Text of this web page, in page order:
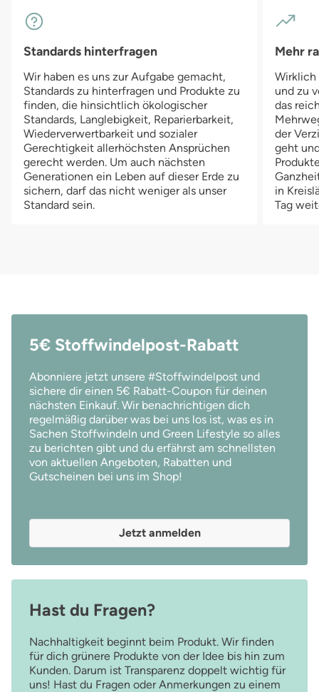
Standards hinterfragen
Wir haben es uns zur Aufgabe gemacht,
Standards zu hinterfragen und Produkte zu
finden, die hinsichtlich ökologischer
Standards, Langlebigkeit, Reparierbarkeit,
Wiederverwertbarkeit und sozialer
Gerechtigkeit allerhöchsten Ansprüchen
gerecht werden. Um auch nächsten
Generationen ein Leben auf dieser Erde zu
sichern, darf das nicht weniger als unser
Standard sein.
Mehr
Wirklich
und zu
das
der
geht
in
Tag
5€ Stoffwindelpost-Rabatt
Abonniere jetzt unsere #Stoffwindelpost und
sichere dir einen 5€ Rabatt-Coupon für deinen
nächsten Einkauf. Wir benachrichtigen dich
regelmäßig darüber was bei uns los ist, was es in
Sachen Stoffwindeln und Green Lifestyle so alles
zu berichten gibt und du erfährst am schnellsten
von aktuellen Angeboten, Rabatten und
Gutscheinen bei uns im Shop!
Jetzt anmelden
Hast du Fragen?
Nachhaltigkeit beginnt beim Produkt. Wir finden
für dich grünere Produkte von der Idee bis hin zum
Kunden. Darum ist Transparenz doppelt wichtig für
uns! Hast du Fragen oder Anmerkungen zu einem